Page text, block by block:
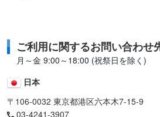
ご利用に関するお問い合わせ
月～金 9:00～18:00 (祝祭日を除く)
日本
〒106-0032 東京都港区六本木7-15-9
03-4241-3907